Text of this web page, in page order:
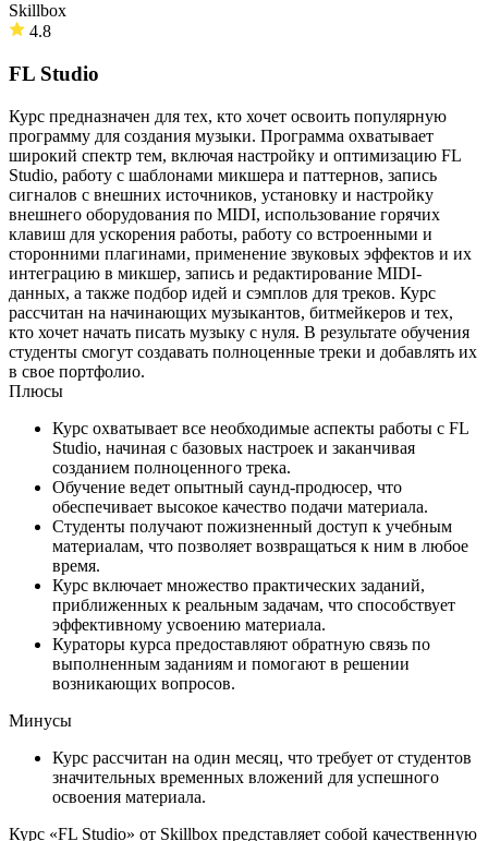
Skillbox
4.8
FL Studio
Курс предназначен для тех, кто хочет освоить популярную
программу для создания музыки. Программа охватывает
широкий спектр тем, включая настройку и оптимизацию FL
Studio, работу с шаблонами микшера и паттернов, запись
сигналов с внешних источников, установку и настройку
внешнего оборудования по MIDI, использование горячих
клавиш для ускорения работы, работу со встроенными и
сторонними плагинами, применение звуковых эффектов и их
интеграцию в микшер, запись и редактирование MIDI-
данных, а также подбор идей и сэмплов для треков. Курс
рассчитан на начинающих музыкантов, битмейкеров и тех,
кто хочет начать писать музыку с нуля. В результате обучения
студенты смогут создавать полноценные треки и добавлять их
в свое портфолио.
Плюсы
Курс охватывает все необходимые аспекты работы с FL
Studio, начиная с базовых настроек и заканчивая
созданием полноценного трека.
Обучение ведет опытный саунд-продюсер, что
обеспечивает высокое качество подачи материала.
Студенты получают пожизненный доступ к учебным
материалам, что позволяет возвращаться к ним в любое
время.
Курс включает множество практических заданий,
приближенных к реальным задачам, что способствует
эффективному усвоению материала.
Кураторы курса предоставляют обратную связь по
выполненным заданиям и помогают в решении
возникающих вопросов.
Минусы
Курс рассчитан на один месяц, что требует от студентов
значительных временных вложений для успешного
освоения материала.
Курс «FL Studio» от Skillbox представляет собой качественную